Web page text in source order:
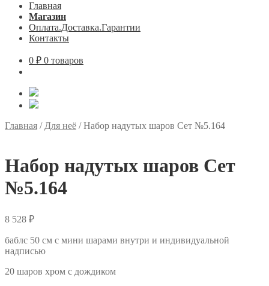
Главная
Магазин
Оплата.Доставка.Гарантии
Контакты
0 ₽ 0 товаров
Главная / Для неё /Набор надутых шаров Сет №5.164
Набор надутых шаров Сет
№5.164
8 528 ₽
баблс 50 см с мини шарами внутри и индивидуальной
надписью
20 шаров хром с дождиком